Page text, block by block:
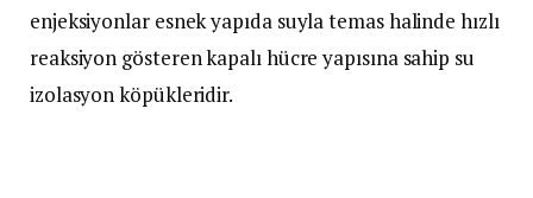
enjeksiyonlar esnek yapıda suyla temas halinde hızlı
reaksiyon gösteren kapalı hücre yapısına sahip su
izolasyon köpükleridir.